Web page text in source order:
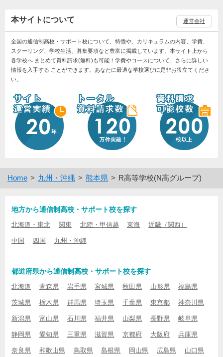
本サイトについて 運営会社
全国の通信制高校・サポート校について、特徴や、カリキュラムの内容、学費、
スクーリング、学校生活、募集要項など豊富に掲載しています。本サイト上から
各学校へ まとめて資料請求(無料)も可能！学費やコースについて、さらに詳しい
情報を入手する ことができます。あなたに最適な学校選びに是非お役立てくださ
い。
Home 九州・沖縄 熊本県 R高等学校(N高グループ)
地方から通信制高校・サポート校を探す
北海道・東北 関東 北陸・甲信越 東海 近畿（関西）
中国 四国 九州・沖縄
都道府県から通信制高校・サポート校を探す
北海道 青森県 岩手県 宮城県 秋田県 山形県 福島県
茨城県 栃木県 群馬県 埼玉県 千葉県 東京都 神奈川県
新潟県 富山県 石川県 福井県 山梨県 長野県 岐阜県
静岡県 愛知県 三重県 滋賀県 京都府 大阪府 兵庫県
奈良県 和歌山県 鳥取県 島根県 岡山県 広島県 山口県